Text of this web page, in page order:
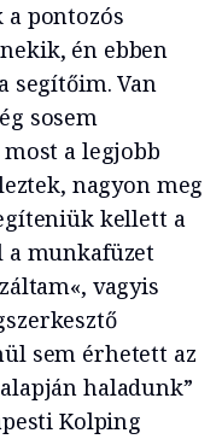
a pontozós
én ebben
segítőim. Van
sosem
a legjobb
nagyon meg
kellett a
a munkafüzet
vagyis
sem érhetett az
haladunk”
Kolping